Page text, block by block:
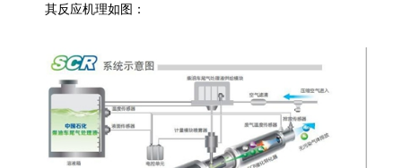
其反应机理如图：